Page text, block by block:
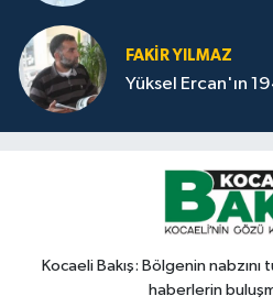
FAKİR YILMAZ
Yüksel Ercan'ın
Kocaeli Bakış: Bölgenin
haberlerin